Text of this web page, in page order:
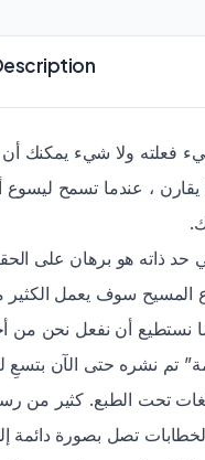
فعلته ولا شيء يمكنك أن
يقارن ، عندما تسمح ليسوع
حد ذاته هو برهان على
المسيح سوف يعمل الكثير
نستطيع أن نفعل نحن من
تم نشره حتى الآن بتسعِ
تحت الطبع. كثير من
تصل بصورة دائمة